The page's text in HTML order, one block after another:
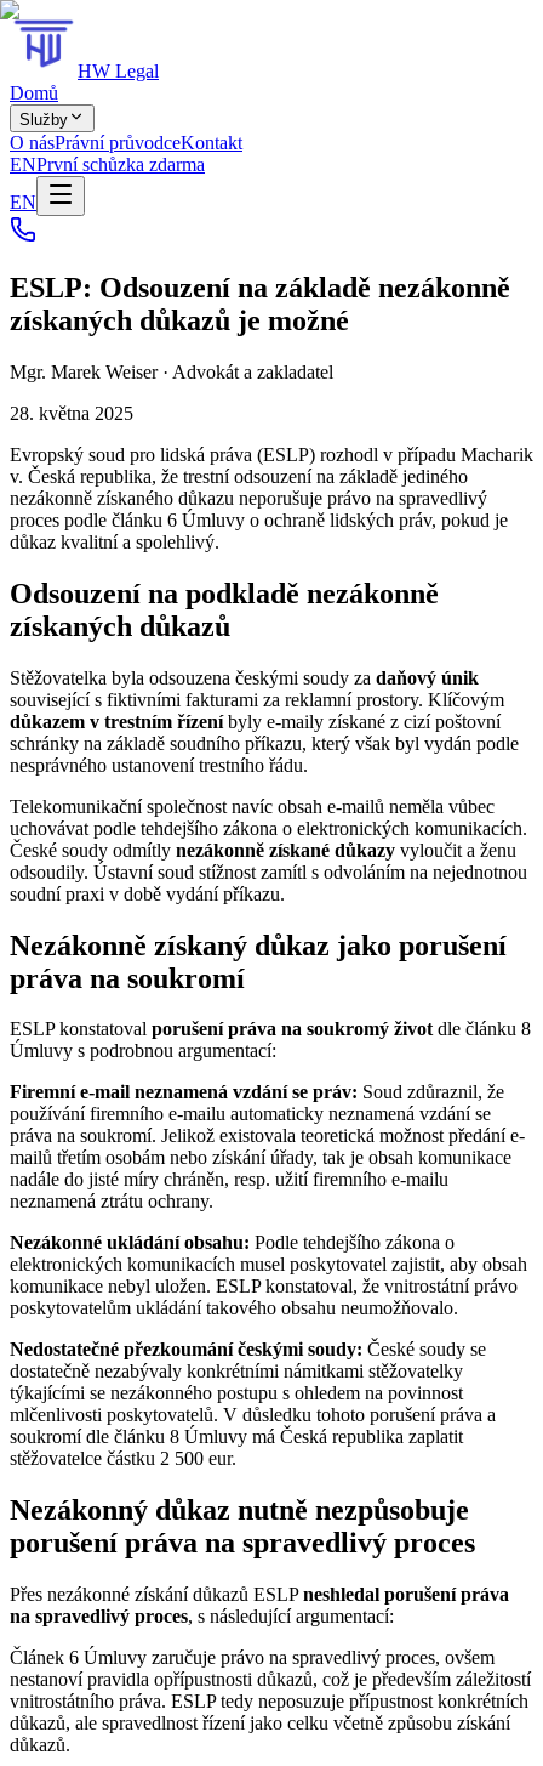
HW Legal
Domů
Služby
O násPrávní průvodceKontakt
ENPrvní schůzka zdarma
EN
ESLP: Odsouzení na základě nezákonně
získaných důkazů je možné
Mgr. Marek Weiser· Advokát a zakladatel
28. května 2025
Evropský soud pro lidská práva (ESLP) rozhodl v případu Macharik
v. Česká republika, že trestní odsouzení na základě jediného
nezákonně získaného důkazu neporušuje právo na spravedlivý
proces podle článku 6 Úmluvy o ochraně lidských práv, pokud je
důkaz kvalitní a spolehlivý.
Odsouzení na podkladě nezákonně
získaných důkazů
Stěžovatelka byla odsouzena českými soudy za daňový únik
související s fiktivními fakturami za reklamní prostory. Klíčovým
důkazem v trestním řízeníbyly e-maily získané z cizí poštovní
schránky na základě soudního příkazu, který však byl vydán podle
nesprávného ustanovení trestního řádu.
Telekomunikační společnost navíc obsah e-mailů neměla vůbec
uchovávat podle tehdejšího zákona o elektronických komunikacích.
České soudy odmítly nezákonně získané důkazy vyloučit a ženu
odsoudily. Ústavní soud stížnost zamítl s odvoláním na nejednotnou
soudní praxi v době vydání příkazu.
Nezákonně získaný důkaz jako porušení
práva na soukromí
ESLP konstatoval porušení práva na soukromý životdle článku 8
Úmluvy s podrobnou argumentací:
Firemní e-mail neznamená vzdání se práv: Soud zdůraznil, že
používání firemního e-mailu automaticky neznamená vzdání se
práva na soukromí. Jelikož existovala teoretická možnost předání e-
mailů třetím osobám nebo získání úřady, tak je obsah komunikace
nadále do jisté míry chráněn, resp. užití firemního e-mailu
neznamená ztrátu ochrany.
Nezákonné ukládání obsahu: Podle tehdejšího zákona o
elektronických komunikacích musel poskytovatel zajistit, aby obsah
komunikace nebyl uložen. ESLP konstatoval, že vnitrostátní právo
poskytovatelům ukládání takového obsahu neumožňovalo.
Nedostatečné přezkoumání českými soudy: České soudy se
dostatečně nezabývaly konkrétními námitkami stěžovatelky
týkajícími se nezákonného postupu s ohledem na povinnost
mlčenlivosti poskytovatelů. V důsledku tohoto porušení práva a
soukromí dle článku 8 Úmluvy má Česká republika zaplatit
stěžovatelce částku 2 500 eur.
Nezákonný důkaz nutně nezpůsobuje
porušení práva na spravedlivý proces
Přes nezákonné získání důkazů ESLPneshledal porušení práva
na spravedlivý proces, s následující argumentací:
Článek 6 Úmluvy zaručuje právo na spravedlivý proces, ovšem
nestanoví pravidla opřípustnosti důkazů, což je především záležitostí
vnitrostátního práva. ESLP tedy neposuzuje přípustnost konkrétních
důkazů, ale spravedlnost řízení jako celku včetně způsobu získání
důkazů.